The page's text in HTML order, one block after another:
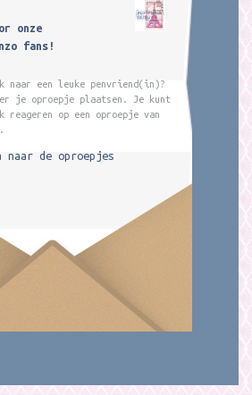
onze
fans!
naar een leuke penvriend(in)?
je oproepje plaatsen. Je kunt
op een oproepje van
naar de oproepjes